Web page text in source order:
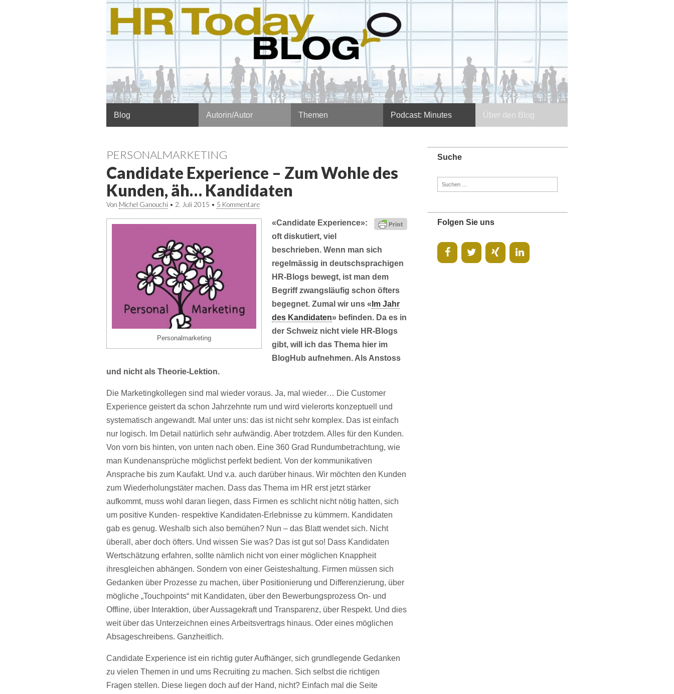
Hauptmenü
Blog Autorin/Autor Themen Podcast: Minutes Über den Blog
PERSONALMARKETING
Candidate Experience – Zum Wohle des
Kunden, äh… Kandidaten
Von Michel Ganouchi • 2. Juli 2015 • 5 Kommentare
Personalmarketing
«Candidate Experience»:
oft diskutiert, viel
beschrieben. Wenn man sich
regelmässig in deutschsprachigen
HR-Blogs bewegt, ist man dem
Begriff zwangsläufig schon öfters
begegnet. Zumal wir uns « Im Jahr
des Kandidaten» befinden. Da es in
der Schweiz nicht viele HR-Blogs
gibt, will ich das Thema hier im
BlogHub aufnehmen. Als Anstoss
und nicht als Theorie-Lektion.
Die Marketingkollegen sind mal wieder voraus. Ja, mal wieder… Die Customer
Experience geistert da schon Jahrzehnte rum und wird vielerorts konzeptuell und
systematisch angewandt. Mal unter uns: das ist nicht sehr komplex. Das ist einfach
nur logisch. Im Detail natürlich sehr aufwändig. Aber trotzdem. Alles für den Kunden.
Von vorn bis hinten, von unten nach oben. Eine 360 Grad Rundumbetrachtung, wie
man Kundenansprüche möglichst perfekt bedient. Von der kommunikativen
Ansprache bis zum Kaufakt. Und v.a. auch darüber hinaus. Wir möchten den Kunden
zum Wiederholungstäter machen. Dass das Thema im HR erst jetzt stärker
aufkommt, muss wohl daran liegen, dass Firmen es schlicht nicht nötig hatten, sich
um positive Kunden- respektive Kandidaten-Erlebnisse zu kümmern. Kandidaten
gab es genug. Weshalb sich also bemühen? Nun – das Blatt wendet sich. Nicht
überall, aber doch öfters. Und wissen Sie was? Das ist gut so! Dass Kandidaten
Wertschätzung erfahren, sollte nämlich nicht von einer möglichen Knappheit
ihresgleichen abhängen. Sondern von einer Geisteshaltung. Firmen müssen sich
Gedanken über Prozesse zu machen, über Positionierung und Differenzierung, über
mögliche „Touchpoints“ mit Kandidaten, über den Bewerbungsprozess On- und
Offline, über Interaktion, über Aussagekraft und Transparenz, über Respekt. Und dies
weit über das Unterzeichnen eines Arbeitsvertrags hinaus. Oder eines möglichen
Absageschreibens. Ganzheitlich.
Candidate Experience ist ein richtig guter Aufhänger, sich grundlegende Gedanken
zu vielen Themen in und ums Recruiting zu machen. Sich selbst die richtigen
Fragen stellen. Diese liegen doch auf der Hand, nicht? Einfach mal die Seite
Suche
Folgen Sie uns